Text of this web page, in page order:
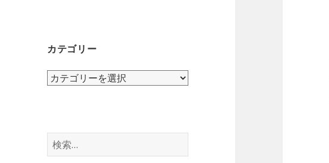
カテゴリー
カ
ー
検
索: